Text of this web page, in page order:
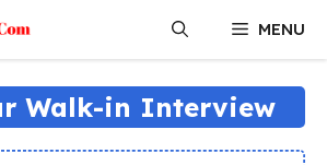
MENU
Walk-in Interview